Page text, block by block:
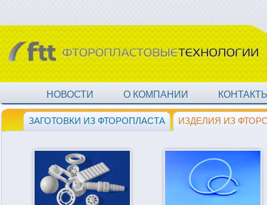
НОВОСТИ О КОМПАНИИ
ЗАГОТОВКИ ИЗ ФТОРОПЛАСТА ИЗДЕЛИЯ ИЗ